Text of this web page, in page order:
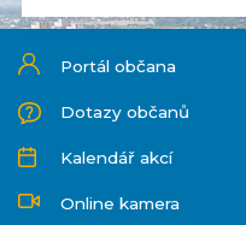
Portál občana
Dotazy občanů
Kalendář akcí
Online kamera